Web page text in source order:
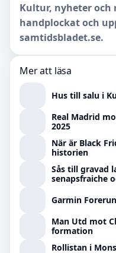
Kultur, nyheter
handplockat och
samtidsbladet.se.
Mer att läsa
Hus till salu i
Real Madrid
2025
När är Black
historien
Sås till gravad
senapsfraiche
Garmin
Man Utd mot
formation
Rollistan i